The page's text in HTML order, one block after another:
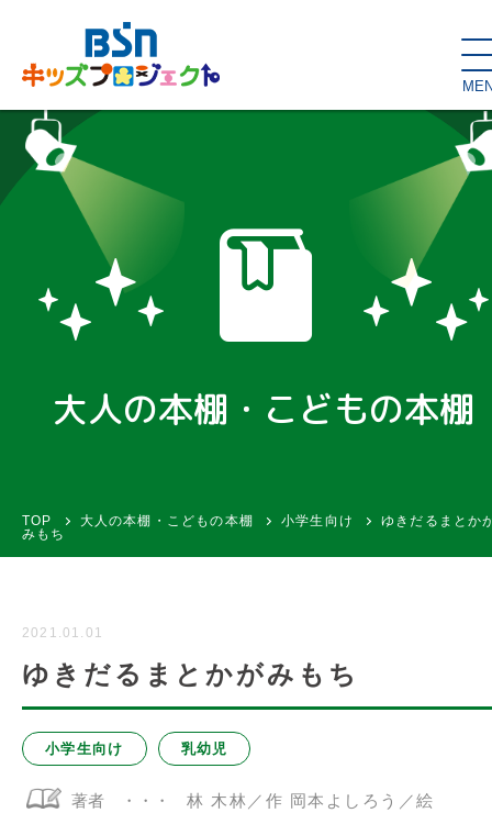
SDGs de
はぐくむコラム
キッズが主役！
親バカグラム キッズイベント
読み聞かせ・出前授業
スタジオ見学
ハロー
子育て応援隊！
お問い合わせ
大人の本棚・こどもの本棚
TOP 大人の本棚・こどもの本棚 小学生向け
ゆきだるまとか
みもち
2021.01.01
ゆきだるまとかがみもち
小学生向け 乳幼児
著者
林 木林／作 岡本よしろう／絵